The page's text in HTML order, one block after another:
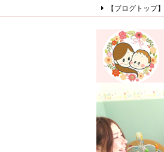
【ブログトップ】